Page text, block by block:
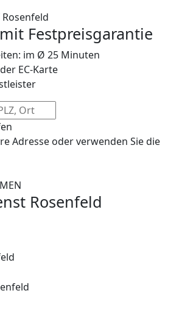
Rosenfeld
Festpreisgarantie
im Ø 25 Minuten
EC-Karte
Adresse oder verwenden Sie die
Rosenfeld